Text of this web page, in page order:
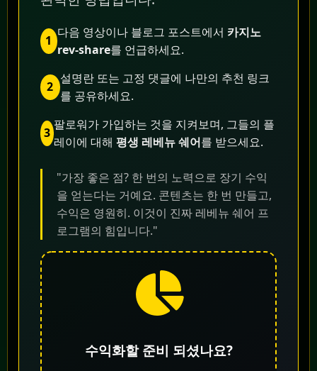
1
다음 영상이나 블로그 포스트에서 카지노
rev-share를 언급하세요.
2
설명란 또는 고정 댓글에 나만의 추천 링크
를 공유하세요.
3
팔로워가 가입하는 것을 지켜보며, 그들의 플
레이에 대해 평생 레베뉴 쉐어를 받으세요.
"가장 좋은 점? 한 번의 노력으로 장기 수익
을 얻는다는 거예요. 콘텐츠는 한 번 만들고,
수익은 영원히. 이것이 진짜 레베뉴 쉐어 프
로그램의 힘입니다."
수익화할 준비 되셨나요?